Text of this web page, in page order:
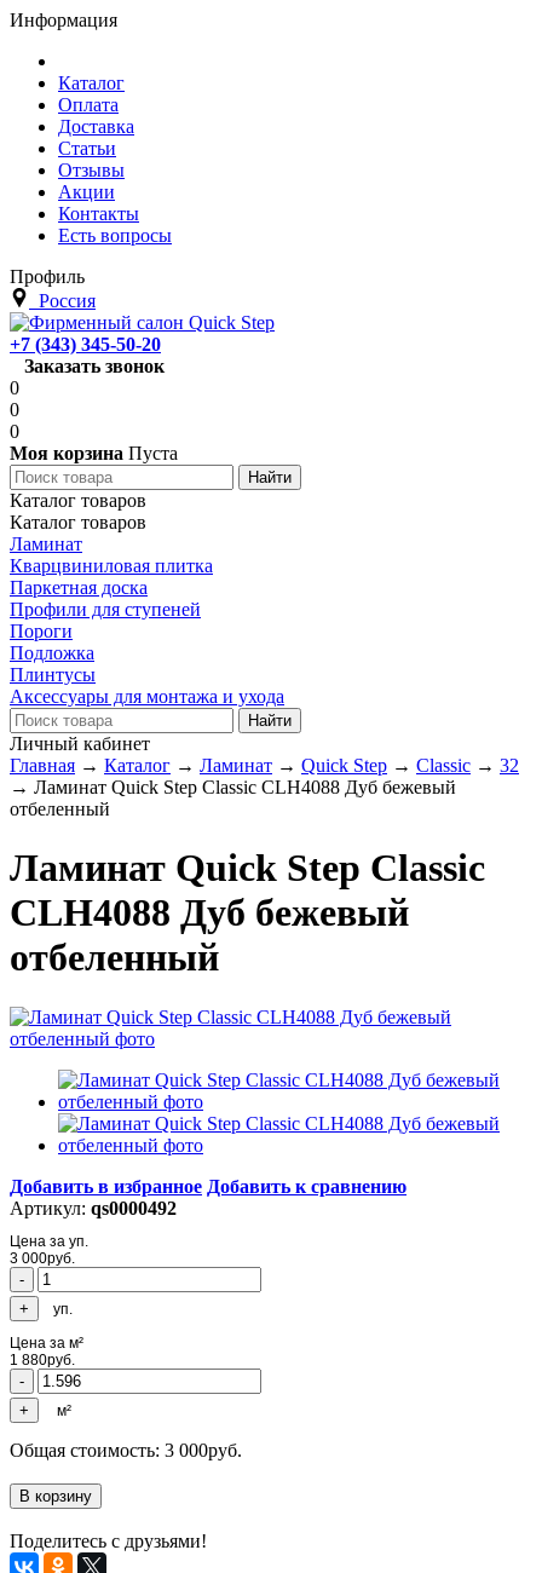
Информация
Каталог
Оплата
Доставка
Статьи
Отзывы
Акции
Контакты
Есть вопросы
Профиль
Россия
+7 (343) 345-50-20
Заказать звонок
0
0
0
Моя корзина Пуста
Каталог товаров
Каталог товаров
Ламинат
Кварцвиниловая плитка
Паркетная доска
Профили для ступеней
Пороги
Подложка
Плинтусы
Аксессуары для монтажа и ухода
Личный кабинет
Главная → Каталог → Ламинат → Quick Step → Classic → 32
→ Ламинат Quick Step Classic CLH4088 Дуб бежевый
отбеленный
Ламинат Quick Step Classic
CLH4088 Дуб бежевый
отбеленный
Добавить в избранное Добавить к сравнению
Артикул: qs0000492
Цена за уп.
3 000руб.
уп.
Цена за м²
1 880руб.
м²
Общая стоимость: 3 000руб.
Поделитесь с друзьями!